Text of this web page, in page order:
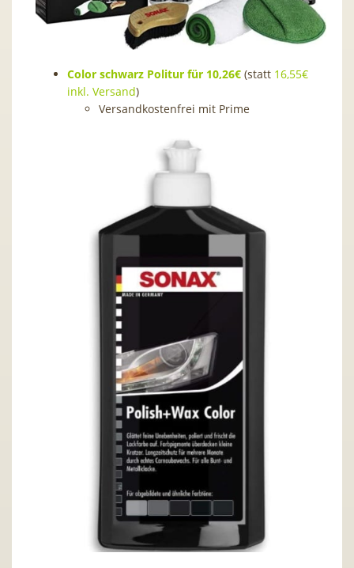
Color schwarz Politur für 10,26€ (statt 16,55€
inkl. Versand)
Versandkostenfrei mit Prime